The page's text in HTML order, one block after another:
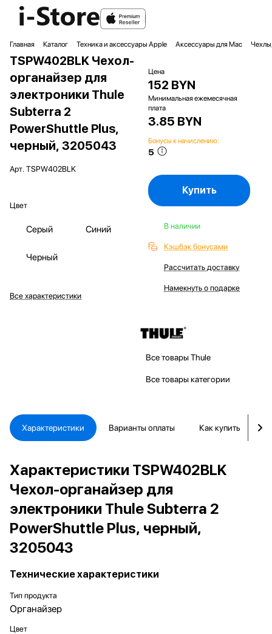
Главная Каталог Техника и аксессуары Apple Аксессуары для Mac
TSPW402BLK Чехол-
органайзер для
электроники Thule
Subterra 2
PowerShuttle Plus,
черный, 3205043
Арт. TSPW402BLK
Цвет
Серый Синий
Черный
Все характеристики
Цена
152 BYN
Минимальная ежемесячная
плата
3.85 BYN
Бонусы к начислению:
5
Купить
В наличии
Кэшбэк бонусами
Рассчитать доставку
Намекнуть о подарке
Все товары Thule
Все товары категории
Характеристики Варианты оплаты Как купить
Характеристики TSPW402BLK
Чехол-органайзер для
электроники Thule Subterra 2
PowerShuttle Plus, черный,
3205043
Технические характеристики
Тип продукта
Органайзер
Цвет